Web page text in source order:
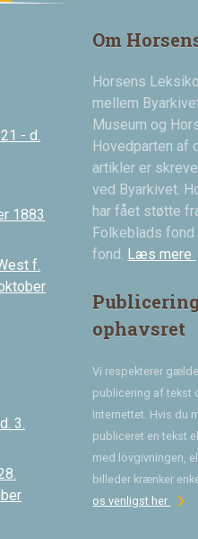
- d.
1883
f.
3.
Om
Horsens
mellem
Museum og
Hovedparten af
artikler er
ved Byarkivet.
har fået støtte
Folkeblads
fond. Læs mere
ophavsret
Vi respekterer
publicering af tekst
Internettet. Hvis du
publiceret en tekst
med lovgivningen,
billeder krænker
os venligst her chevron_right